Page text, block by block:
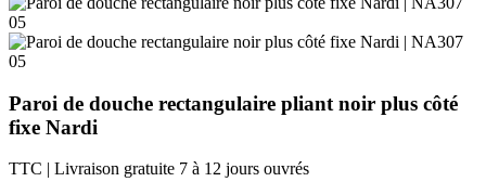
Paroi de douche rectangulaire pliant noir plus côté
fixe Nardi
TTC | Livraison gratuite 7 à 12 jours ouvrés